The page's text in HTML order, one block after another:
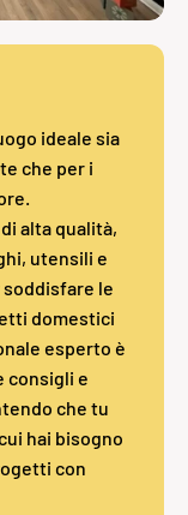
ideale sia
che per i
alta qualità,
utensili e
le
domestici
esperto è
consigli e
che tu
hai bisogno
con